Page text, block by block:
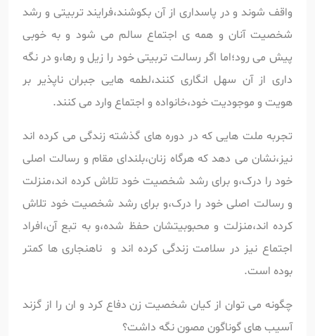
واقف شوند و در پاسداری از آن بکوشند،فرایند تربیتی و رشد
شخصیت آنان و همه ی اجتماع سالم می شود و به خوبی
پیش می رود؛اما اگر رسالت تربیتی خود را زیل و رها،و در نگه
داری از آن سهل انگاری کنند،لطمه هایی جبران ناپذیر بر
هویت و موجودیت خود،خانواده و اجتماع وارد می کنند.
تجربه ملت هایی که در دوره های گذشته زندگی می کرده اند
نیز،نشان می دهد که هرگاه زنان،بلندای مقام و رسالت اصلی
خود را درک،و برای رشد شخصیت خود تلاش کرده اند،منزلت
و رسالت اصلی خود را درک،و برای رشد شخصیت خود تلاش
کرده اند،منزلت و محبوبیتشان حفظ شده،و به تبع آن،افراد
اجتماع نیز در سلامت زندگی کرده اند و ناهنجاری ها کمتر
بوده است.
چگونه می توان از کیان شخصیت زن دفاع کرد و ان را از گزند
آسیب های گوناگون مصون نگه داشت؟